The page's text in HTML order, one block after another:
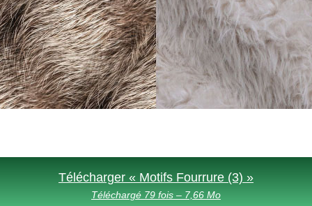
Télécharger « Motifs Fourrure (3) »
Téléchargé 79 fois – 7,66 Mo